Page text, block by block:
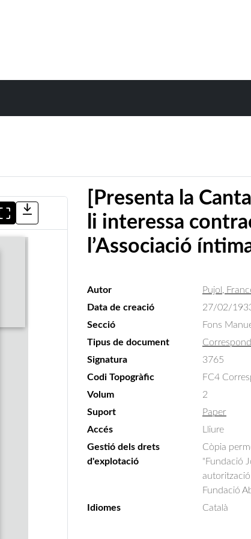
[Presenta la
li interessa
l’Associació
Autor
Pujol,
Data de creació
27/02/
Secció
Fons
Tipus de document
Signatura
3765
Codi Topogràfic
FC4
Volum
2
Suport
Paper
Accés
Lliure
Gestió dels drets
d'explotació
Còpia
"Fundació
Fundació
Idiomes
Català